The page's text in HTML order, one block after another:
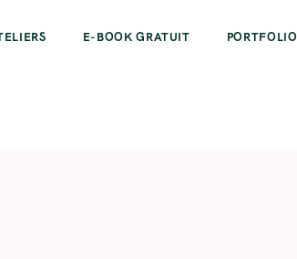
E-BOOK GRATUIT PORTFOLIO